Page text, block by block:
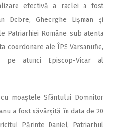
efectivă a raclei a fost
Dobre, Gheorghe Lişman şi
Patriarhiei Române, sub atenta
coordonare ale ÎPS Varsanufie,
pe atunci Episcop-Vicar al
moaştele Sfântului Domnitor
a fost săvârşită în data de 20
Părinte Daniel, Patriarhul